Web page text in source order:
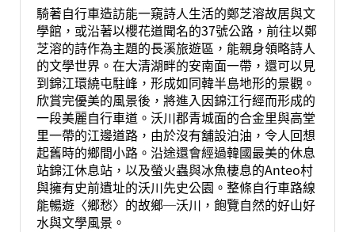
騎著自行車造訪能一窺詩人生活的鄭芝溶故居與文
學館，或沿著以櫻花道聞名的37號公路，前往以鄭
芝溶的詩作為主題的長溪旅遊區，能親身領略詩人
的文學世界。在大清湖畔的安南面一帶，還可以見
到錦江環繞屯駐峰，形成如同韓半島地形的景觀。
欣賞完優美的風景後，將進入因錦江行經而形成的
一段美麗自行車道。沃川郡青城面的合金里與高堂
里一帶的江邊道路，由於沒有舖設泊油，令人回想
起舊時的鄉間小路。沿途還會經過韓國最美的休息
站錦江休息站，以及螢火蟲與冰魚棲息的Anteo村
與擁有史前遺址的沃川先史公園。整條自行車路線
能暢遊〈鄉愁〉的故鄉─沃川，飽覽自然的好山好
水與文學風景。